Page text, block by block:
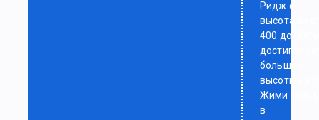
Ридж с
высотами
400 до 900
достигая
большой
высоты на
Жими (950
в